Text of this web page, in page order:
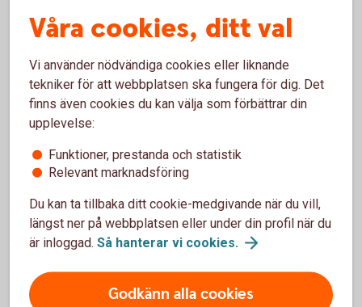
händer med mitt BankID?
Hur säkert är BankID på fil?
Hur kan jag säkert logga ut när jag har använt
BankID?
Kan det finnas kvar information på datorn om
ärenden jag utfört med mitt BankID?
Våra cookies, ditt val
Vi använder nödvändiga cookies eller liknande
tekniker för att webbplatsen ska fungera för dig. Det
finns även cookies du kan välja som förbättrar din
upplevelse:
Funktioner, prestanda och statistik
Relevant marknadsföring
Du kan ta tillbaka ditt cookie-medgivande när du vill,
längst ner på webbplatsen eller under din profil när du
är inloggad. Så hanterar vi cookies.
Godkänn alla cookies